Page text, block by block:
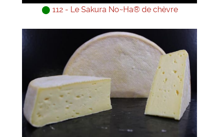
⬤ 112 - Le Sakura No~Ha® de chèvre